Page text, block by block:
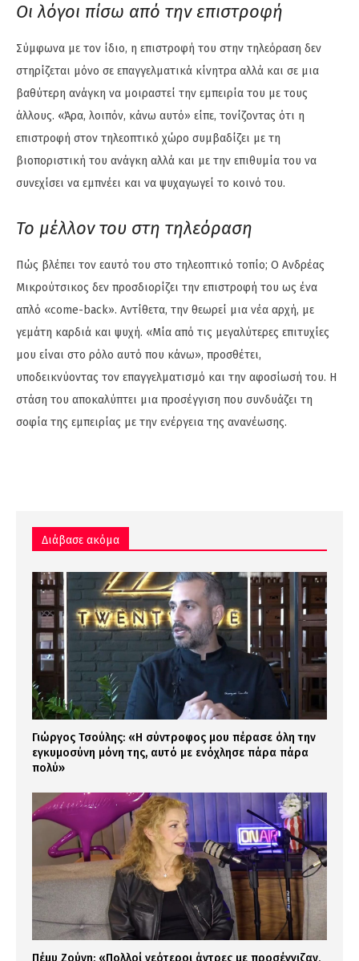
Οι λόγοι πίσω από την επιστροφή
Σύμφωνα με τον ίδιο, η επιστροφή του στην τηλεόραση δεν
στηρίζεται μόνο σε επαγγελματικά κίνητρα αλλά και σε μια
βαθύτερη ανάγκη να μοιραστεί την εμπειρία του με τους
άλλους. «Άρα, λοιπόν, κάνω αυτό» είπε, τονίζοντας ότι η
επιστροφή στον τηλεοπτικό χώρο συμβαδίζει με τη
βιοποριστική του ανάγκη αλλά και με την επιθυμία του να
συνεχίσει να εμπνέει και να ψυχαγωγεί το κοινό του.
Το μέλλον του στη τηλεόραση
Πώς βλέπει τον εαυτό του στο τηλεοπτικό τοπίο; Ο Ανδρέας
Μικρούτσικος δεν προσδιορίζει την επιστροφή του ως ένα
απλό «come-back». Αντίθετα, την θεωρεί μια νέα αρχή, με
γεμάτη καρδιά και ψυχή. «Μία από τις μεγαλύτερες επιτυχίες
μου είναι στο ρόλο αυτό που κάνω», προσθέτει,
υποδεικνύοντας τον επαγγελματισμό και την αφοσίωσή του. Η
στάση του αποκαλύπτει μια προσέγγιση που συνδυάζει τη
σοφία της εμπειρίας με την ενέργεια της ανανέωσης.
Διάβασε ακόμα
Γιώργος Τσούλης: «Η σύντροφος μου πέρασε όλη την
εγκυμοσύνη μόνη της, αυτό με ενόχλησε πάρα πάρα
πολύ»